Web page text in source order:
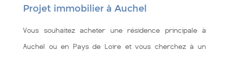
Projet immobilier à Auchel
Vous souhaitez acheter une résidence principale à
Auchel ou en Pays de Loire et vous cherchez à un